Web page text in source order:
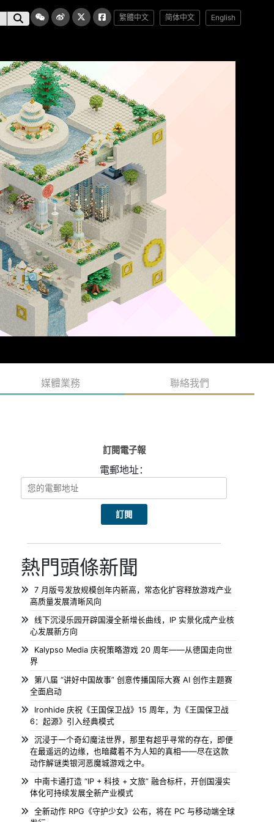
繁體中文 简体中文 English
媒體業務 聯絡我們
訂閱電子報
電郵地址：
熱門頭條新聞
7 月版号发放规模创年内新高，常态化扩容释放游戏产业
高质量发展清晰风向
线下沉浸乐园开辟国漫全新增长曲线，IP 实景化成产业核
心发展新方向
Kalypso Media 庆祝策略游戏 20 周年——从德国走向世
界
第八届 “讲好中国故事” 创意传播国际大赛 AI 创作主题赛
全面启动
Ironhide 庆祝《王国保卫战》15 周年，为《王国保卫战
6：起源》引入经典模式
沉浸于一个奇幻魔法世界，那里有超乎寻常的存在，即便
在最遥远的边缘，也暗藏着不为人知的真相——尽在这款
动作解谜类银河恶魔城游戏之中。
中南卡通打造 “IP + 科技 + 文旅” 融合标杆，开创国漫实
体化可持续发展全新产业模式
全新动作 RPG《守护少女》公布，将在 PC 与移动端全球